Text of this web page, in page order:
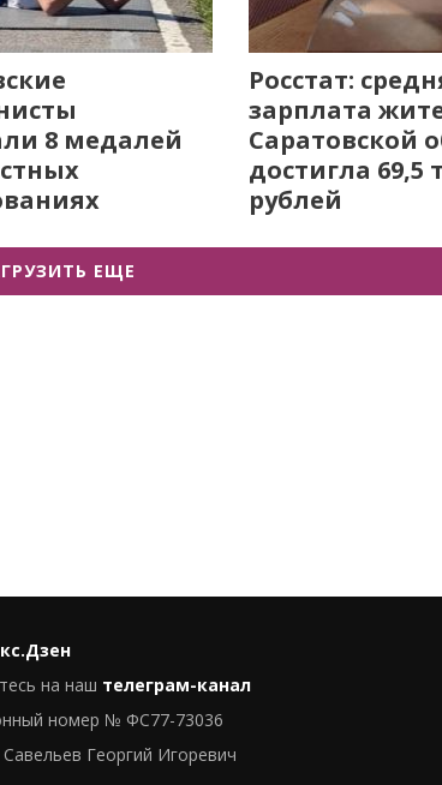
8 медалей
Росстат:
зарплата
Саратовской
достигла 69,5
рублей
ЕЩЕ
на наш телеграм-канал
номер № ФС77-73036
Георгий Игоревич